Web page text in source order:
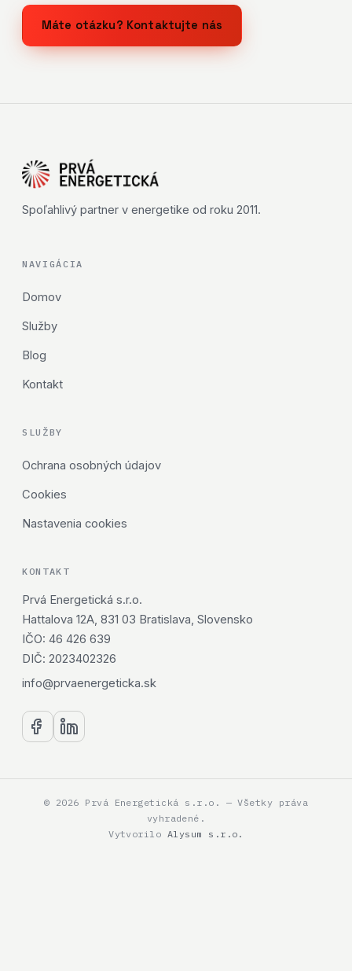
Máte otázku? Kontaktujte nás
Spoľahlivý partner v energetike od roku 2011.
NAVIGÁCIA
Domov
Služby
Blog
Kontakt
SLUŽBY
Ochrana osobných údajov
Cookies
Nastavenia cookies
KONTAKT
Prvá Energetická s.r.o.
Hattalova 12A, 831 03 Bratislava, Slovensko
IČO: 46 426 639
DIČ: 2023402326
info@prvaenergeticka.sk
© 2026 Prvá Energetická s.r.o. — Všetky práva
vyhradené.
Vytvorilo Alysum s.r.o.